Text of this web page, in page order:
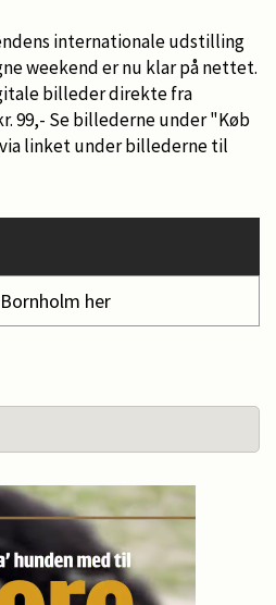
internationale udstilling
weekend er nu klar på nettet.
billeder direkte fra
99,- Se billederne under "Køb
linket under billederne til
her